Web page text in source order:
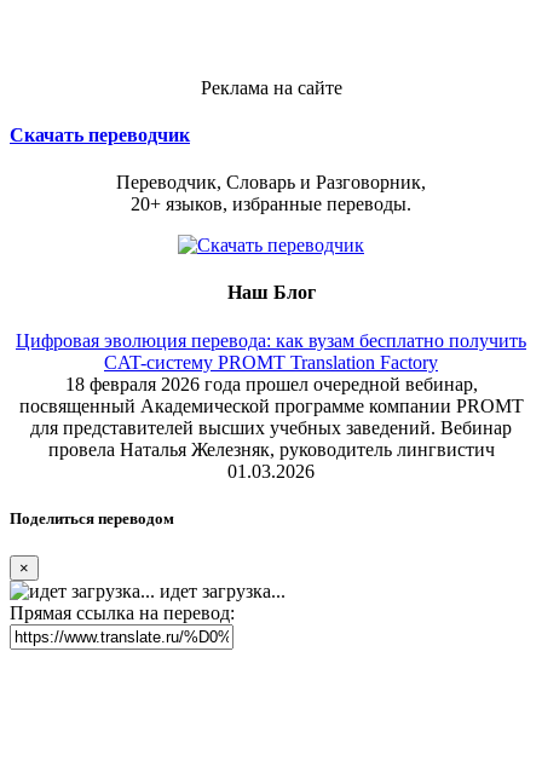
Реклама на сайте
Скачать переводчик
Переводчик, Словарь и Разговорник,
20+ языков, избранные переводы.
Наш Блог
Цифровая эволюция перевода: как вузам бесплатно получить
CAT-систему PROMT Translation Factory
18 февраля 2026 года прошел очередной вебинар,
посвященный Академической программе компании PROMT
для представителей высших учебных заведений. Вебинар
провела Наталья Железняк, руководитель лингвистич
01.03.2026
Поделиться переводом
×
идет загрузка...
Прямая ссылка на перевод: